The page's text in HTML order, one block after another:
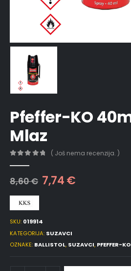
Pfeffer-KO
Mlaz
( Još nema recenzija. )
8,60€ 7,74€
SKU: 019914
KATEGORIJA: SUZAVCI
OZNAKE: BALLISTOL, SUZAVCI, PFEFFER-KO